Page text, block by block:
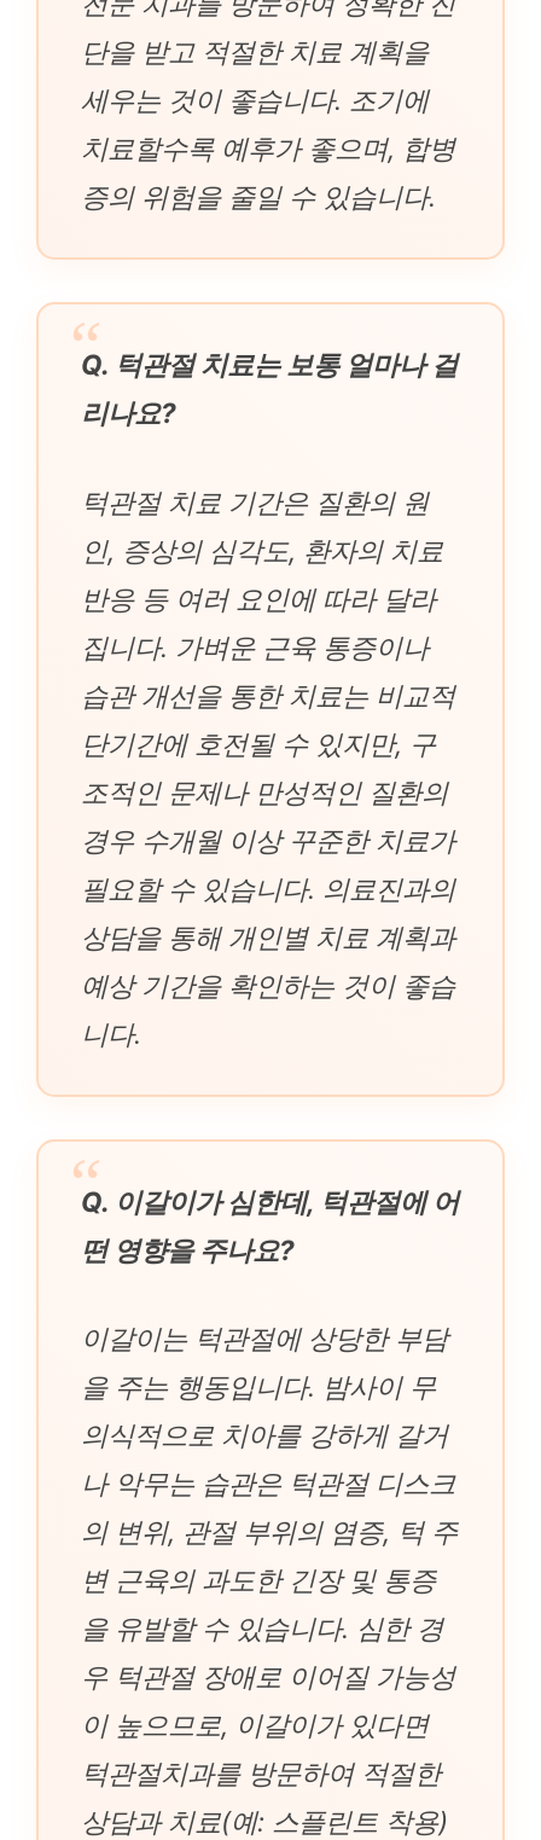
단을 받고 적절한 치료 계획을
세우는 것이 좋습니다. 조기에
치료할수록 예후가 좋으며, 합병
증의 위험을 줄일 수 있습니다.
Q. 턱관절 치료는 보통 얼마나 걸
리나요?
턱관절 치료 기간은 질환의 원
인, 증상의 심각도, 환자의 치료
반응 등 여러 요인에 따라 달라
집니다. 가벼운 근육 통증이나
습관 개선을 통한 치료는 비교적
단기간에 호전될 수 있지만, 구
조적인 문제나 만성적인 질환의
경우 수개월 이상 꾸준한 치료가
필요할 수 있습니다. 의료진과의
상담을 통해 개인별 치료 계획과
예상 기간을 확인하는 것이 좋습
니다.
Q. 이갈이가 심한데, 턱관절에 어
떤 영향을 주나요?
이갈이는 턱관절에 상당한 부담
을 주는 행동입니다. 밤사이 무
의식적으로 치아를 강하게 갈거
나 악무는 습관은 턱관절 디스크
의 변위, 관절 부위의 염증, 턱 주
변 근육의 과도한 긴장 및 통증
을 유발할 수 있습니다. 심한 경
우 턱관절 장애로 이어질 가능성
이 높으므로, 이갈이가 있다면
턱관절치과를 방문하여 적절한
상담과 치료(예: 스플린트 착용)